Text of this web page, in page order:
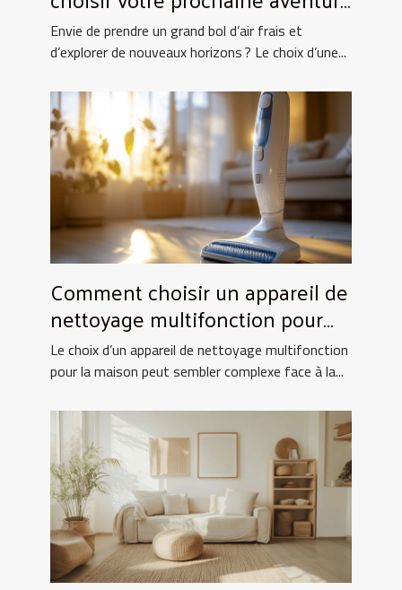
nature ?
Envie de prendre un grand bol d’air frais et
d’explorer de nouveaux horizons ? Le choix d’une...
Comment choisir un appareil de
nettoyage multifonction pour
votre maison ?
Le choix d’un appareil de nettoyage multifonction
pour la maison peut sembler complexe face à la...